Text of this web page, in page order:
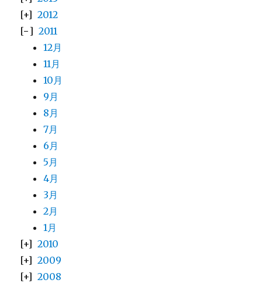
2012
2011
12月
11月
10月
9月
8月
7月
6月
5月
4月
3月
2月
1月
2010
2009
2008